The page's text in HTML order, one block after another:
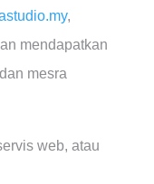
,
mendapatkan
mesra
web, atau